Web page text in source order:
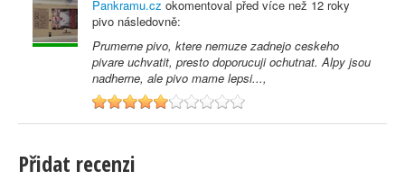
Pankramu.cz okomentoval před více než 12 roky
pivo následovně:
Prumerne pivo, ktere nemuze zadnejo ceskeho
pivare uchvatit, presto doporucuji ochutnat. Alpy jsou
nadherne, ale pivo mame lepsi...,
5
Přidat recenzi